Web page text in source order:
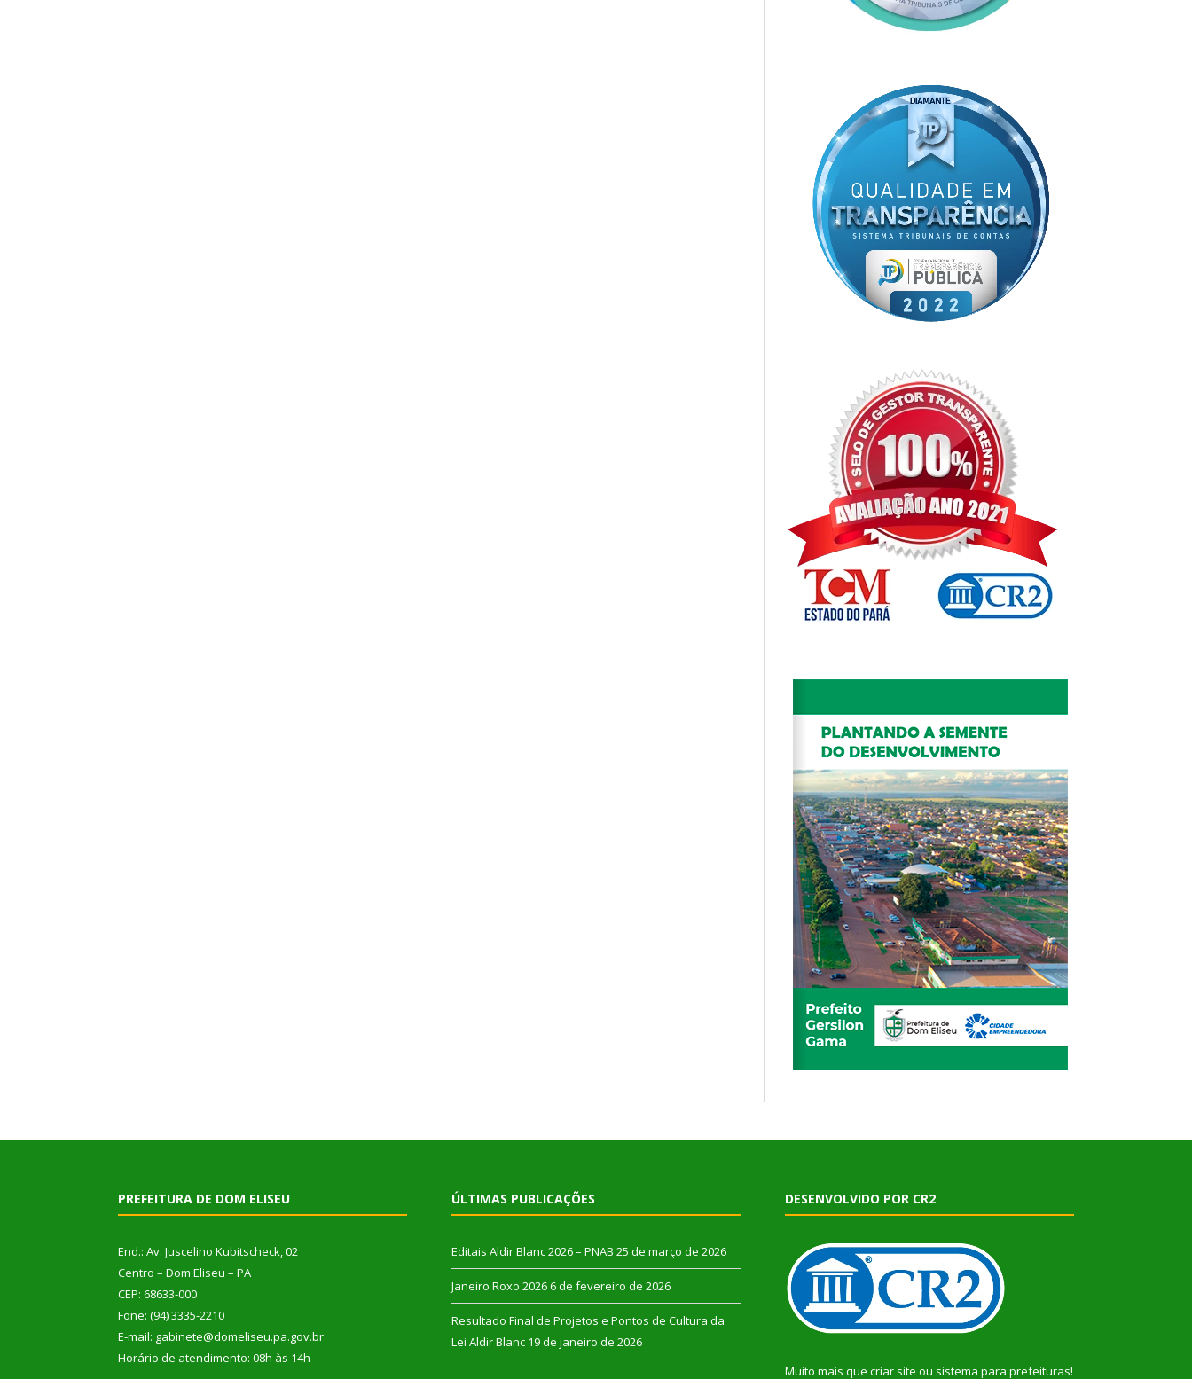
PREFEITURA DE DOM ELISEU
End.: Av. Juscelino Kubitscheck, 02
Centro – Dom Eliseu – PA
CEP: 68633-000
Fone: (94) 3335-2210
E-mail: gabinete@domeliseu.pa.gov.br
Horário de atendimento: 08h às 14h
ÚLTIMAS PUBLICAÇÕES
Editais Aldir Blanc 2026 – PNAB 25 de março de 2026
Janeiro Roxo 2026 6 de fevereiro de 2026
Resultado Final de Projetos e Pontos de Cultura da
Lei Aldir Blanc 19 de janeiro de 2026
DESENVOLVIDO POR CR2
Muito mais que criar site ou sistema para prefeituras!